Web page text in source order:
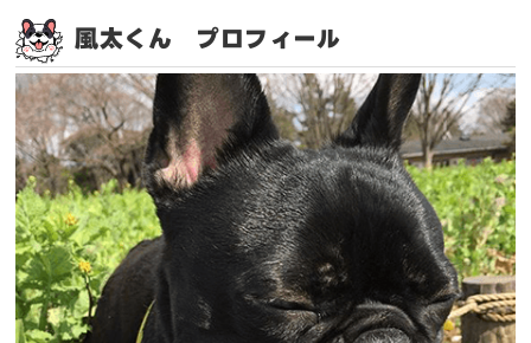
風太くん プロフィール